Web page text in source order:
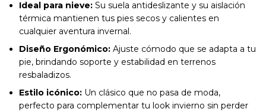
Ideal para nieve: Su suela antideslizante y su aislación
térmica mantienen tus pies secos y calientes en
cualquier aventura invernal.
Diseño Ergonómico: Ajuste cómodo que se adapta a tu
pie, brindando soporte y estabilidad en terrenos
resbaladizos.
Estilo icónico: Un clásico que no pasa de moda,
perfecto para complementar tu look invierno sin perder